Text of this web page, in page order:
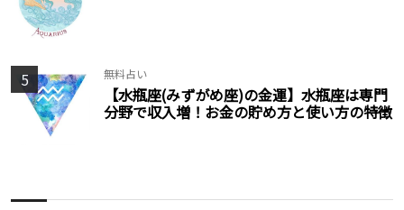
5 無料占い
【水瓶座(みずがめ座)の金運】水瓶座は専門
分野で収入増！お金の貯め方と使い方の特徴